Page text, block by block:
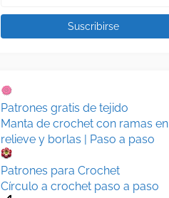
Patrones gratis de tejido
Manta de crochet con ramas en
relieve y borlas | Paso a paso
Patrones para Crochet
Círculo a crochet paso a paso